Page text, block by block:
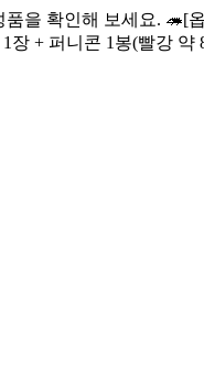
을 확인해 보세요. 🦔[
+ 퍼니콘 1봉(빨강 약